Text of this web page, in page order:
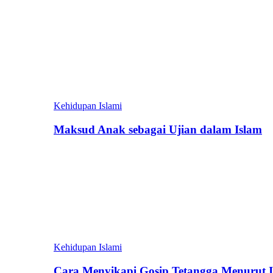
Kehidupan Islami
Maksud Anak sebagai Ujian dalam Islam
Kehidupan Islami